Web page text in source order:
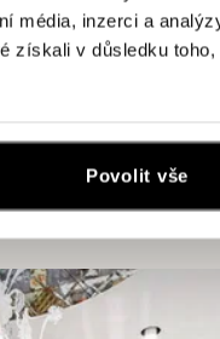
média, inzerci a
získali v důsledku toho,
Povolit vše